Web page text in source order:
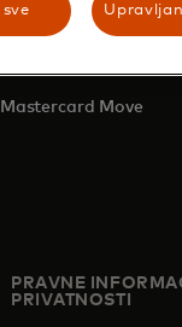
Mastercard Move
PRAVNE
PRIVATNOSTI